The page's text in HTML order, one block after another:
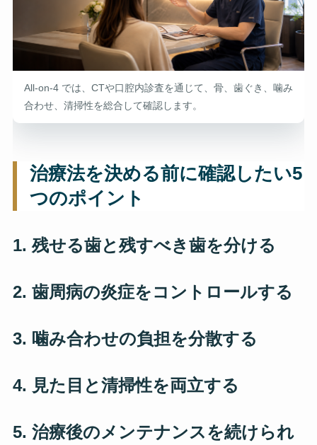
All-on-4 では、CTや口腔内診査を通じて、骨、歯ぐき、噛み
合わせ、清掃性を総合して確認します。
治療法を決める前に確認したい5
つのポイント
1. 残せる歯と残すべき歯を分ける
2. 歯周病の炎症をコントロールする
3. 噛み合わせの負担を分散する
4. 見た目と清掃性を両立する
5. 治療後のメンテナンスを続けられ